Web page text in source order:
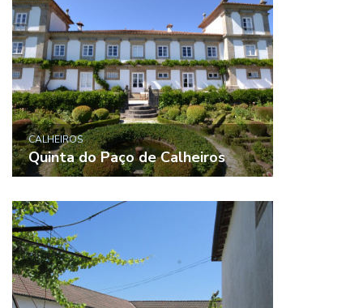
CALHEIROS
Quinta do Paço de Calheiros